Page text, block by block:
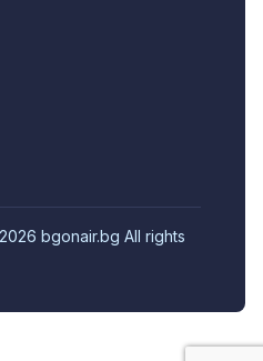
bgonair.bg All rights